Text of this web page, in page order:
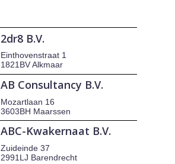
2dr8 B.V.
Einthovenstraat 1
1821BV Alkmaar
AB Consultancy B.V.
Mozartlaan 16
3603BH Maarssen
ABC-Kwakernaat B.V.
Zuideinde 37
2991LJ Barendrecht